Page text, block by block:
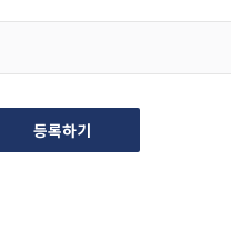
등록하기